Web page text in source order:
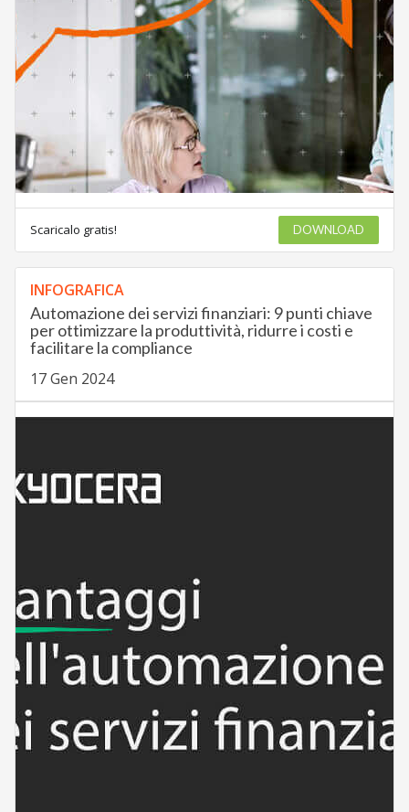
Scaricalo gratis! DOWNLOAD
INFOGRAFICA
Automazione dei servizi finanziari: 9 punti chiave
per ottimizzare la produttività, ridurre i costi e
facilitare la compliance
17 Gen 2024